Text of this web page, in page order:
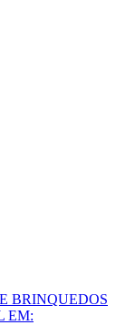
BRINQUEDOS
EM: